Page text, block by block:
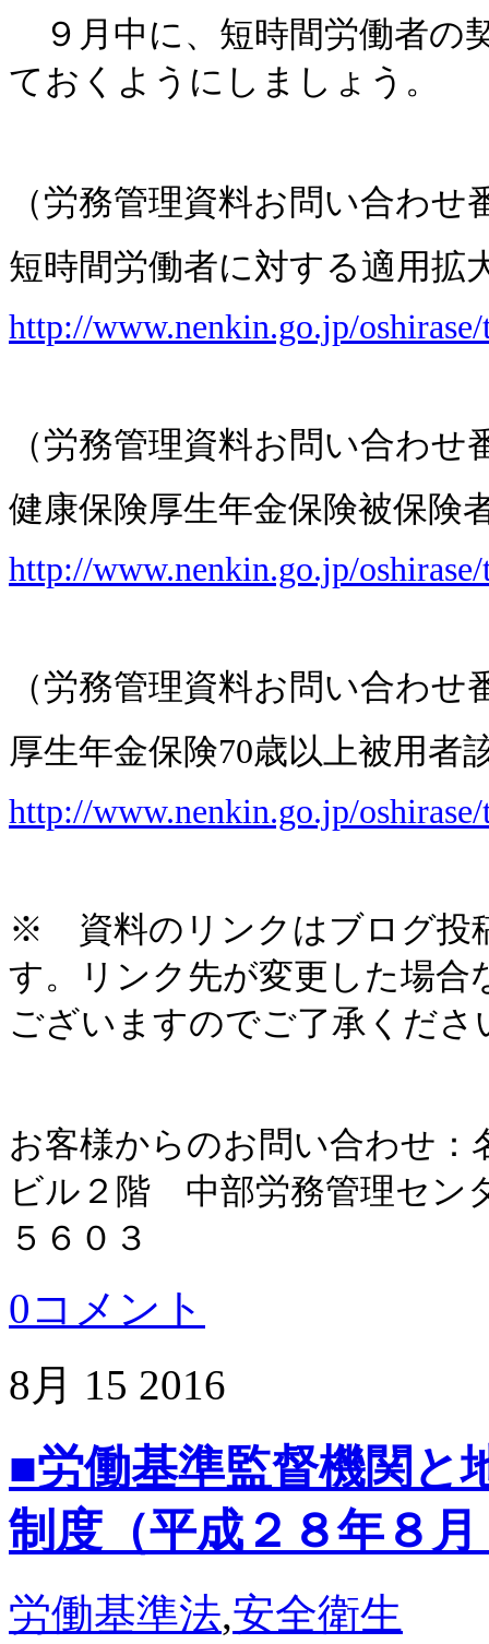
９月中に、短時間労働者の
ておくようにしましょう。
（労務管理資料お問い合わ
短時間労働者に対する適用拡
http://www.nenkin.go.jp/
（労務管理資料お問い合わ
健康保険厚生年金保険被保険
http://www.nenkin.go.jp/
（労務管理資料お問い合わ
厚生年金保険70歳以上被用者
http://www.nenkin.go.jp/
※ 資料のリンクはブログ投
す。リンク先が変更した場
ございますのでご了承くださ
お客様からのお問い合わせ：
ビル２階 中部労務管理セン
５６０３
0コメント
8月 15 2016
■労働基準監督機関と
制度（平成２８年８
労働基準法,安全衛生